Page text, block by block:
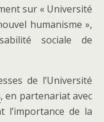
sur « Université
humanisme »,
sociale de
de l’Université
, en partenariat avec
l’importance de la